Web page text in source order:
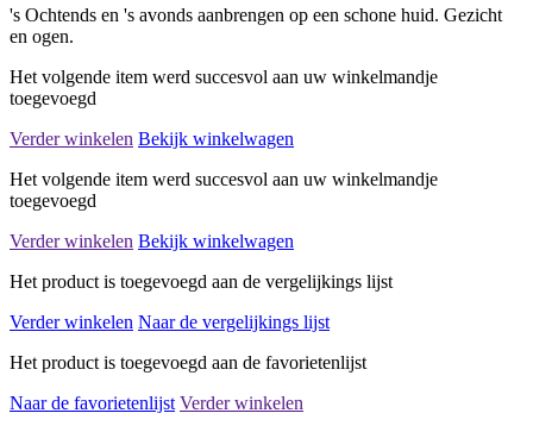
's Ochtends en 's avonds aanbrengen op een schone huid. Gezicht
en ogen.
Het volgende item werd succesvol aan uw winkelmandje
toegevoegd
Verder winkelen Bekijk winkelwagen
Het volgende item werd succesvol aan uw winkelmandje
toegevoegd
Verder winkelen Bekijk winkelwagen
Het product is toegevoegd aan de vergelijkings lijst
Verder winkelen Naar de vergelijkings lijst
Het product is toegevoegd aan de favorietenlijst
Naar de favorietenlijst Verder winkelen